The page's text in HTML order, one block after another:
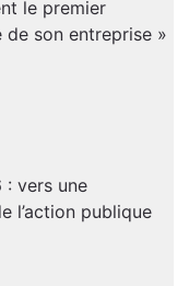
le premier
son entreprise »
: vers une
l’action publique